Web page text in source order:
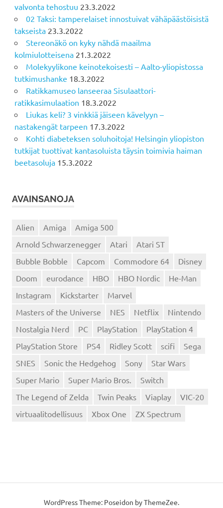
valvonta tehostuu 23.3.2022
02 Taksi: tamperelaiset innostuivat vähäpäästöisistä
takseista 23.3.2022
Stereonäkö on kyky nähdä maailma
kolmiulotteisena 21.3.2022
Molekyylikone keinotekoisesti – Aalto-yliopistossa
tutkimushanke 18.3.2022
Ratikkamuseo lanseeraa Sisulaattori-
ratikkasimulaation 18.3.2022
Liukas keli? 3 vinkkiä jäiseen kävelyyn –
nastakengät tarpeen 17.3.2022
Kohti diabeteksen soluhoitoja! Helsingin yliopiston
tutkijat tuottivat kantasoluista täysin toimivia haiman
beetasoluja 15.3.2022
AVAINSANOJA
Alien Amiga
Amiga 500
Arnold Schwarzenegger
Atari
Atari ST
Bubble Bobble
Capcom Commodore 64
Disney
Doom
eurodance HBO HBO Nordic
He-Man
Instagram
Kickstarter
Marvel
Masters of the Universe
NES Netflix
Nintendo
Nostalgia Nerd
PC PlayStation
PlayStation 4
PlayStation Store
PS4 Ridley Scott scifi
Sega
SNES
Sonic the Hedgehog Sony
Star Wars
Super Mario
Super Mario Bros.
Switch
The Legend of Zelda
Twin Peaks Viaplay
VIC-20
virtuaalitodellisuus
Xbox One ZX Spectrum
WordPress Theme: Poseidon byThemeZee.